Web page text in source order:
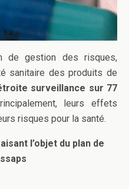
de gestion des risques,
sanitaire des produits de
surveillance sur 77
leurs effets
risques pour la santé.
l’objet du plan de